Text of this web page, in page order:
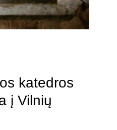
katedros
į Vilnių